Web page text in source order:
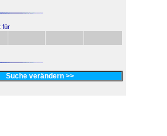
für
Suche verändern >>